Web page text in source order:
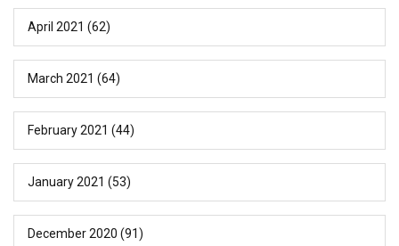
April 2021 (62)
March 2021 (64)
February 2021 (44)
January 2021 (53)
December 2020 (91)